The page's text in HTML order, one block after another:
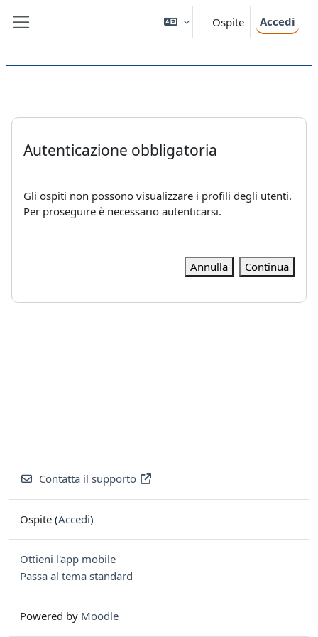
Ospite Accedi
Autenticazione obbligatoria
Gli ospiti non possono visualizzare i profili degli utenti.
Per proseguire è necessario autenticarsi.
Annulla Continua
Contatta il supporto
Ospite (Accedi)
Ottieni l'app mobile
Passa al tema standard
Powered by Moodle